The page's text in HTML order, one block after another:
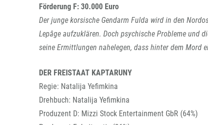
Förderung F: 30.000 Euro
Der junge korsische Gendarm Fulda wird in den
Lepâge aufzuklären. Doch psychische Probleme und
seine Ermittlungen nahelegen, dass hinter dem Mord
DER FREISTAAT KAPTARUNY
Regie: Natalija Yefimkina
Drehbuch: Natalija Yefimkina
Produzent D: Mizzi Stock Entertainment GbR (64%)